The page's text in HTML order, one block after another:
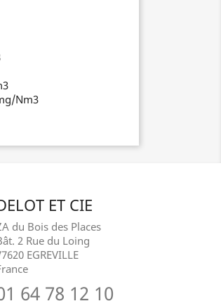
Nm3
ET CIE
du Bois des Places
2 Rue du Loing
EGREVILLE
64 78 12 10